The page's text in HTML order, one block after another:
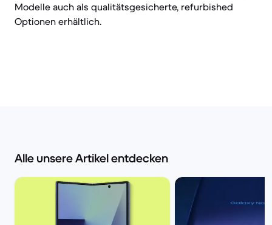
Modelle auch als qualitätsgesicherte, refurbished
Optionen erhältlich.
Alle unsere Artikel entdecken